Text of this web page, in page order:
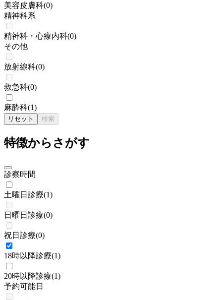
美容皮膚科(0)
精神科系
精神科・心療内科(0)
その他
放射線科(0)
救急科(0)
麻酔科(1)
リセット 検索
特徴からさがす
診察時間
土曜日診療(1)
日曜日診療(0)
祝日診療(0)
18時以降診療(1)
20時以降診療(1)
予約可能日